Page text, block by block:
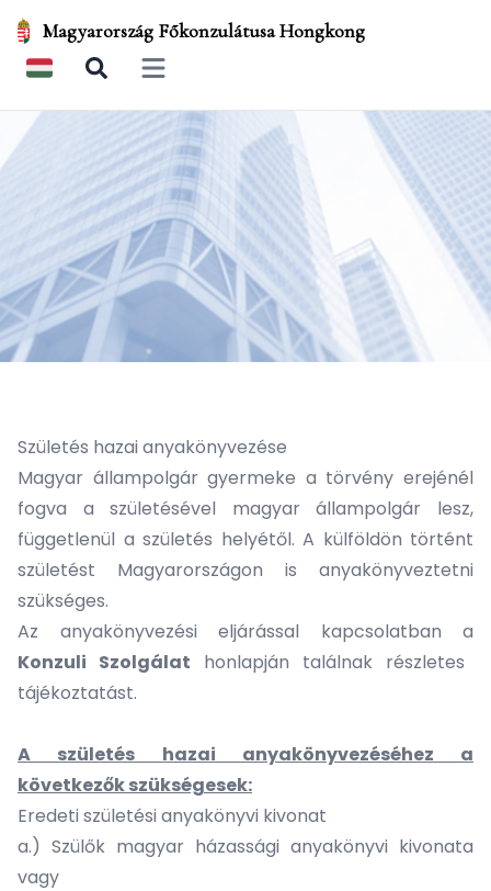
Magyarország Főkonzulátusa Hongkong
Open main menu
Születés hazai anyakönyvezése
Magyar állampolgár gyermeke a törvény erejénél
fogva a születésével magyar állampolgár lesz,
függetlenül a születés helyétől. A külföldön történt
születést Magyarországon is anyakönyveztetni
szükséges.
Az anyakönyvezési eljárással kapcsolatban a
Konzuli Szolgálat honlapján találnak részletes
tájékoztatást.
A születés hazai anyakönyvezéséhez a
következők szükségesek:
Eredeti születési anyakönyvi kivonat
a.) Szülők magyar házassági anyakönyvi kivonata
vagy